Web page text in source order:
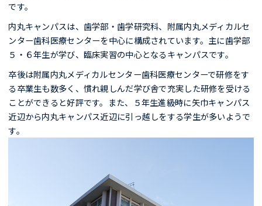
です。
内丸キャンパスは、歯学部・歯学研究科、附属内丸メディカルセ
ンター歯科医療センターを中心に構成されています。主に歯学部
５・６年生が学び、臨床実習の中心となるキャンパスです。
卒後は附属内丸メディカルセンター歯科医療センターで研修をす
る卒業生も数多く、慣れ親しんだ学び舎で充実した研修を受ける
ことができると好評です。また、５年生進級時に矢巾キャンパス
近辺から内丸キャンパス近辺に引っ越しをする学生が多いようで
す。